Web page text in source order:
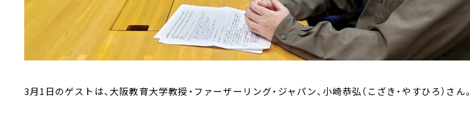
3月1日のゲストは、大阪教育大学教授・ファーザーリング・ジャパン、小崎恭弘（こざき・やすひろ）さん。